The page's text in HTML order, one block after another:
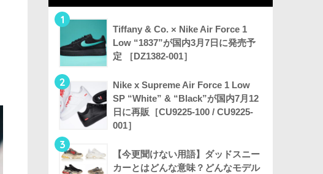
1
Tiffany & Co. × Nike Air Force 1
Low “1837”が国内3月7日に発売予
定 ［DZ1382-001］
2
Nike x Supreme Air Force 1 Low
SP “White” & “Black”が国内7月12
日に再販［CU9225-100 / CU9225-
001］
3
【今更聞けない用語】ダッドスニー
カーとはどんな意味？どんなモデル